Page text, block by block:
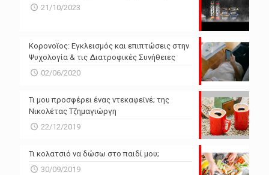
N/A
Powered by Forecast.io
21/10/2023
Κορονοϊος: Εγκλεισμός και επιπτώσεις στην
Ψυχολογία & τις Διατροφικές Συνήθειες
02/06/2020
Τι μου προσφέρει ένας ντεκαφεϊνέ; της
Νικολέτας Τζημαγιώργη
22/12/2019
Τι κολατσιό να δώσω στο παιδί μου;
30/09/2019